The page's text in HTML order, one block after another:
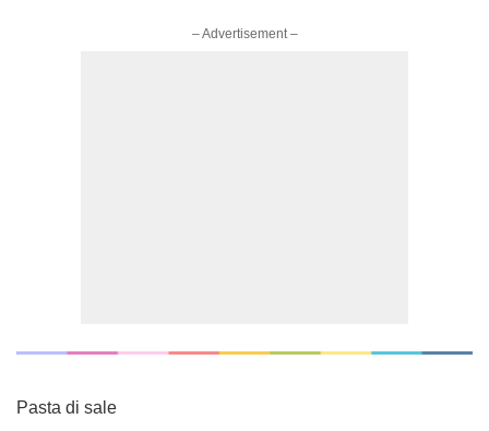
– Advertisement –
Pasta di sale